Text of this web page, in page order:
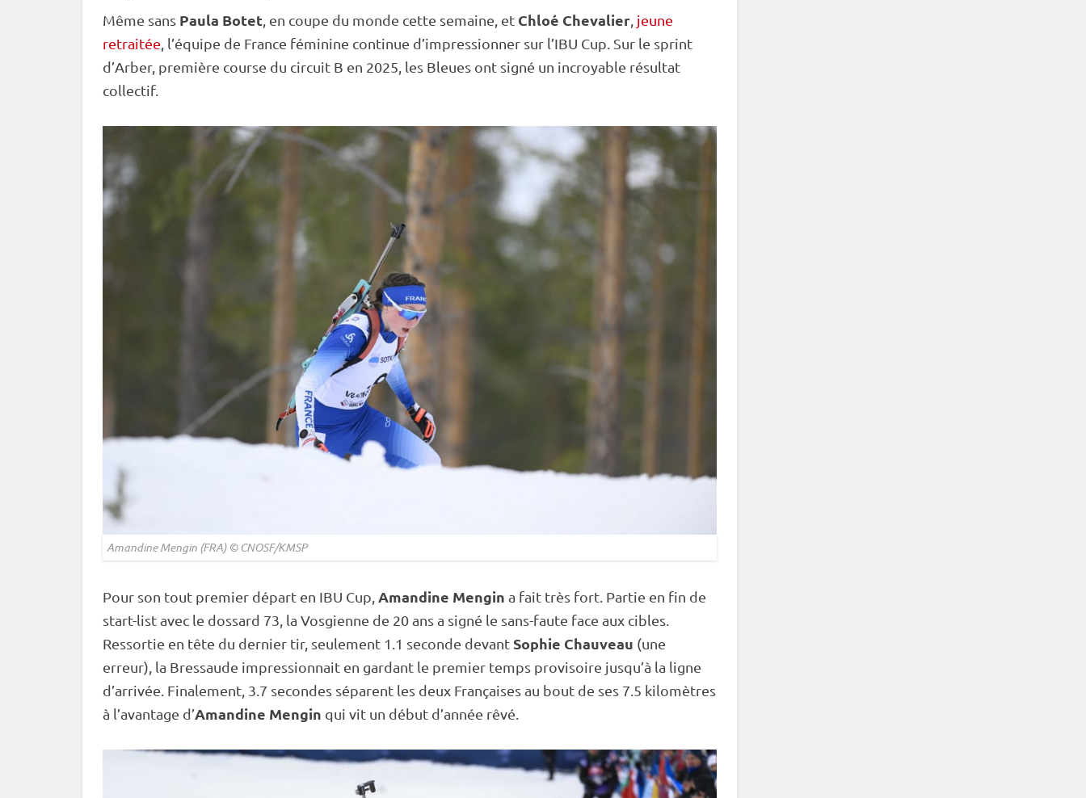
Même sans Paula Botet , en coupe du monde cette semaine, et Chloé Chevalier jeune
retraitée , l’équipe de France féminine continue d’impressionner sur l’IBU Cup . Sur le sprint
d’Arber, première course du circuit B en 2025, les Bleues ont signé un incroyable résultat
collectif.
Amandine Mengin (FRA) © CNOSF/KMSP
Pour son tout premier départ en IBU Cup Amandine Mengin a fait très fort. Partie en fin de
start-list avec le dossard 73, la Vosgienne de 20 ans a signé le sans-faute face aux cibles.
Ressortie en tête du dernier tir, seulement 1.1 seconde devant Sophie Chauveau (une
erreur), la Bressaude impressionnait en gardant le premier temps provisoire jusqu’à la ligne
d’arrivée. Finalement, 3.7 secondes séparent les deux Françaises au bout de ses 7.5 kilomètres
à l’avantage d’Amandine Mengin qui vit un début d’année rêvé.